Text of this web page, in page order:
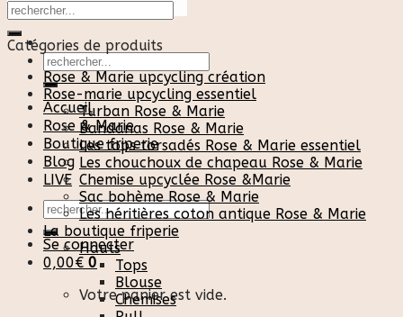
Recherche
pour :
Accueil
Rose & Marie
Boutique friperie
Blog
LIVE
Recherche
pour :
Se connecter
0,00€ 0
Votre panier est vide.
Catégories de produits
Rose & Marie upcycling création
Rose-marie upcycling essentiel
Turban Rose & Marie
Bandanas Rose & Marie
Les tops torsadés Rose & Marie essentiel
Les chouchoux de chapeau Rose & Marie
Chemise upcyclée Rose &Marie
Sac bohème Rose & Marie
Les héritières coton antique Rose & Marie
La boutique friperie
Hauts
Tops
Blouse
Chemises